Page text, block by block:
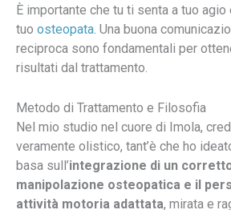
È importante che tu ti senta a tuo agio
tuo osteopata. Una buona
reciproca sono fondamentali per
risultati dal trattamento.
Metodo di Trattamento e Filosofia
Nel mio studio nel cuore di Imola,
veramente olistico, tant’è che ho
basa sull’integrazione di un
manipolazione osteopatica e il
attività motoria adattata, mirata e